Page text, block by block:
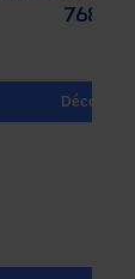
76803
Découvrir